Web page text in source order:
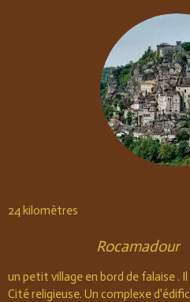
24 kilomètres
Rocamadour
un petit village en bord de falaise .
Cité religieuse. Un complexe